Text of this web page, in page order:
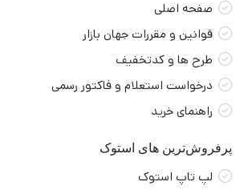
صفحه اصلی
قوانین و مقررات جهان بازار
طرح ها و کدتخفیف
درخواست استعلام و فاکتور رسمی
راهنمای خرید
پرفروش‌ترین های استوک
لپ تاپ استوک